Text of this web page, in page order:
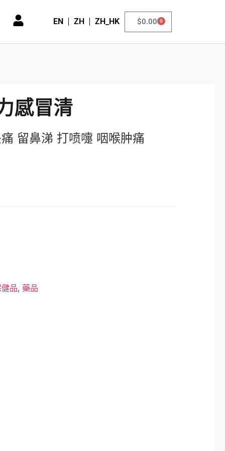
EN ZH ZH_HK $0.00 0
感冒清
留鼻涕 打喷嚏 咽喉肿痛
品, 藥品